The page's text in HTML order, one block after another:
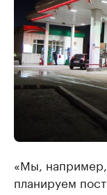
«Мы, например,
планируем